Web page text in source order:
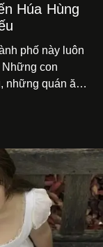
Húa Hùng
phố này luôn
con
những quán ăn
những điều